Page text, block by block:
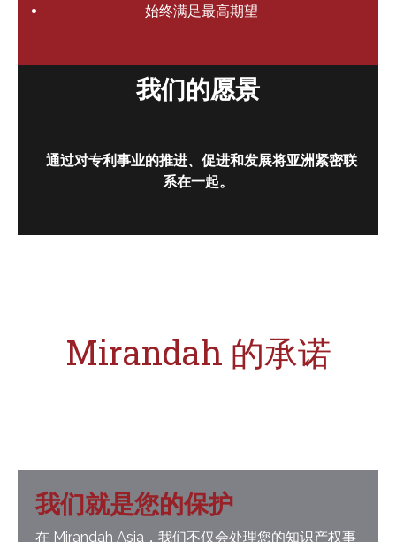
始终满足最高期望
我们的愿景
通过对专利事业的推进、促进和发展将亚洲紧密联
系在一起。
Mirandah 的承诺
我们就是您的保护
在 Mirandah Asia，我们不仅会处理您的知识产权事